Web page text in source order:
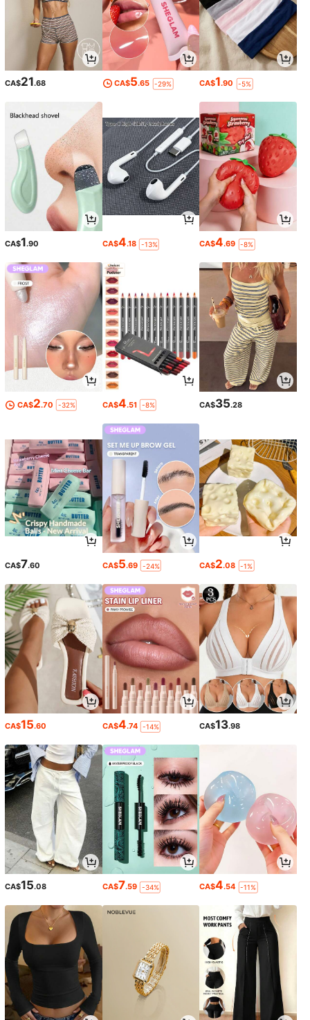
CA$21.68 CA$5.65 -29% CA$1.90 -5%
CA$1.90 CA$4.18 -13% CA$4.69 -8%
CA$2.70 -32% CA$4.51 -8% CA$35.28
CA$7.60 CA$5.69 -24% CA$2.08 -1%
CA$15.60 CA$4.74 -14% CA$13.98
CA$15.08 CA$7.59 -34% CA$4.54 -11%